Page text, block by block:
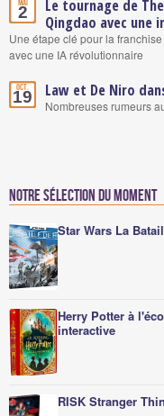
Mai
2
Le tournage de
Qingdao avec
Une étape clé pour la
avec une IA révolutionnaire
Oct.
19 Law et De Niro
Nombreuses rumeurs
Notre sélection du moment
Star Wars La
Herry Potter à
interactive
RISK Stranger